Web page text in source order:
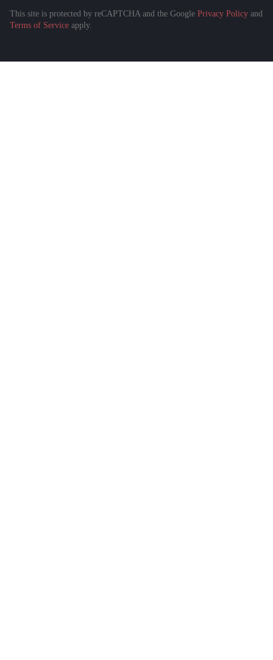
This site is protected by reCAPTCHA and the Google Privacy Policy and
Terms of Service apply.